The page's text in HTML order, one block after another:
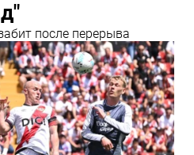
после перерыва